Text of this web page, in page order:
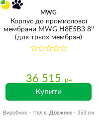
MWG
Корпус до промислової
мембрани MWG H8E5B3 8''
(для трьох мембран)
36 515 грн
Купити
Виробник - Італія, Довжина - 353 см